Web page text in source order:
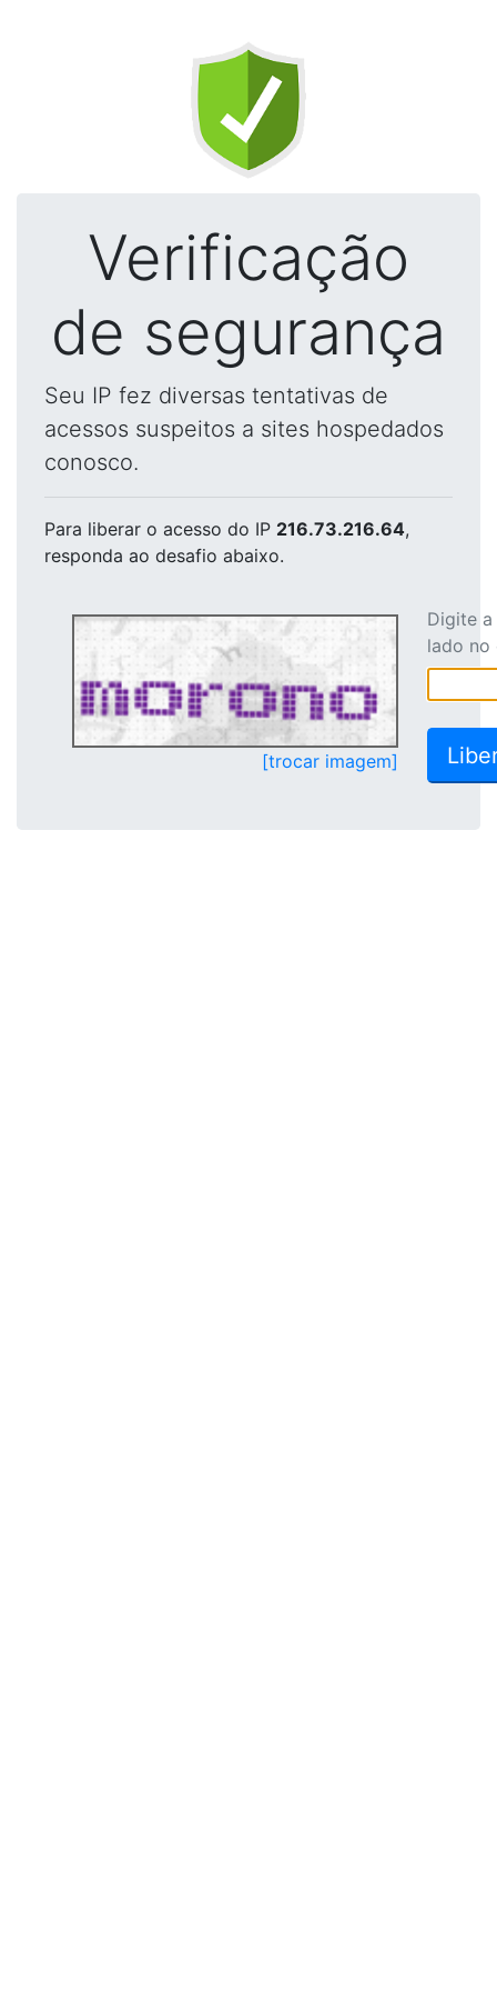
Verificação
de segurança
Seu IP fez diversas tentativas de
acessos suspeitos a sites hospedados
conosco.
Para liberar o acesso do IP 216.73.216.64,
responda ao desafio abaixo.
[trocar imagem]
Digite
lado no